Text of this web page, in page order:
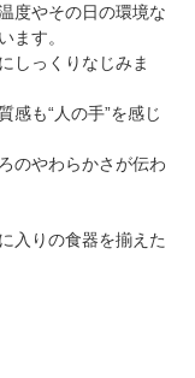
度やその日の環境な
ます。
しっくりなじみま
感も“人の手”を感じ
のやわらかさが伝わ
入りの食器を揃えた